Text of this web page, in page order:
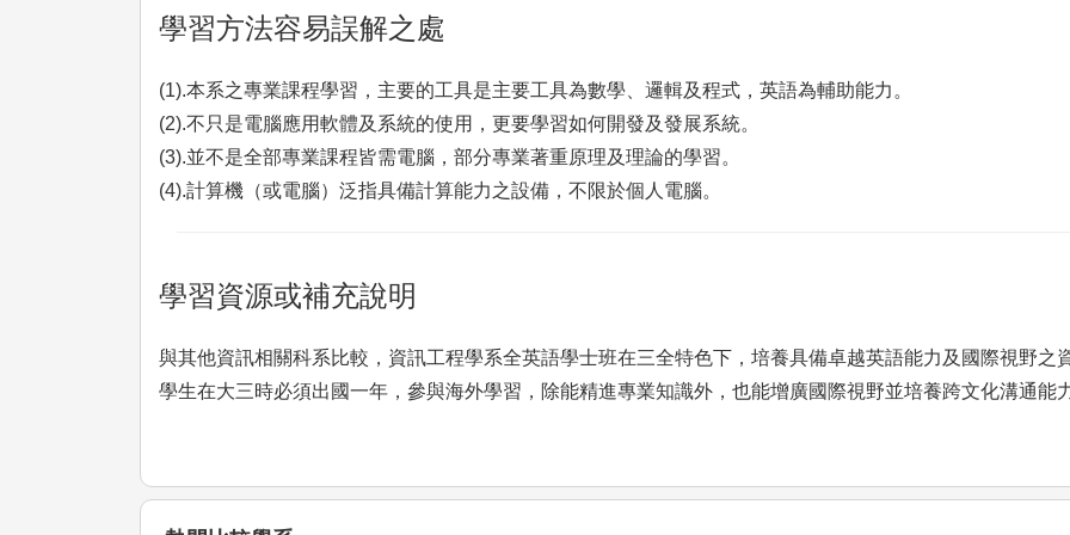
學習方法容易誤解之處
(1).本系之專業課程學習，主要的工具是主要工具為數學、邏輯及程式，英語為輔助能力。
(2).不只是電腦應用軟體及系統的使用，更要學習如何開發及發展系統。
(3).並不是全部專業課程皆需電腦，部分專業著重原理及理論的學習。
(4).計算機（或電腦）泛指具備計算能力之設備，不限於個人電腦。
學習資源或補充說明
與其他資訊相關科系比較，資訊工程學系全英語學士班在三全特色下，培養具備卓越英語能力及國際視野之
學生在大三時必須出國一年，參與海外學習，除能精進專業知識外，也能增廣國際視野並培養跨文化溝通能力